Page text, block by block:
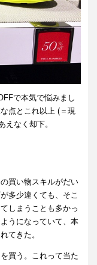
で本気で悩みまし
点とこれ以上 (＝現
えなく却下。
買い物スキルがだい
多少違くても、そこ
しまうことも多かっ
うになっていて、本
てきた。
買う。これって当た